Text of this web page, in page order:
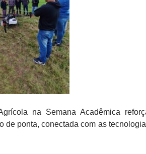
na Semana Acadêmica
de ponta, conectada com as